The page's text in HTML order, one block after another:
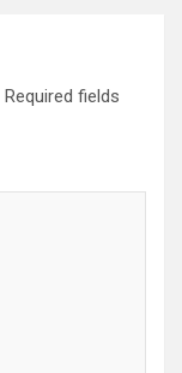
Required fields